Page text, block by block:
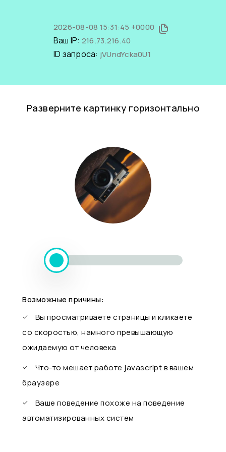
2026-08-08 15:31:45 +0000
Ваш IP: 216.73.216.40
ID запроса: jVUndYcka0U1
Разверните картинку горизонтально
Возможные причины:
Вы просматриваете страницы и кликаете
со скоростью, намного превышающую
ожидаемую от человека
Что-то мешает работе javascript в вашем
браузере
Ваше поведение похоже на поведение
автоматизированных систем